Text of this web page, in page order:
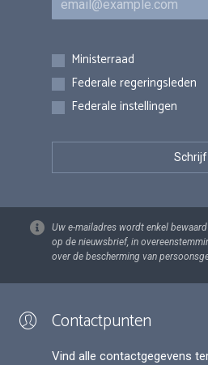
Inschrijvingen
Ministerraad
Federale regeringsleden
Federale instellingen
Uw e-mailadres wordt enkel
op de nieuwsbrief, in
over de bescherming van
Contactpunten
Vind alle contactgegevens